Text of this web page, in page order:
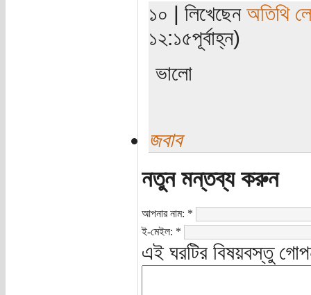
১০ | লিখেছেন অতিথি
১২:১৫পূর্বাহ্ন)
ভালো
জবাব
নতুন মন্তব্য করুন
আপনার নাম: *
ই-মেইল: *
এই ঘরটির বিষয়বস্তু